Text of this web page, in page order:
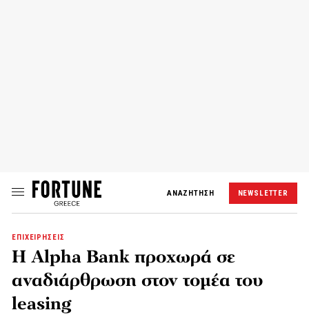
ΑΝΑΖΗΤΗΣΗ NEWSLETTER
ΕΠΙΧΕΙΡΗΣΕΙΣ
Η Alpha Bank προχωρά σε
αναδιάρθρωση στον τομέα του
leasing